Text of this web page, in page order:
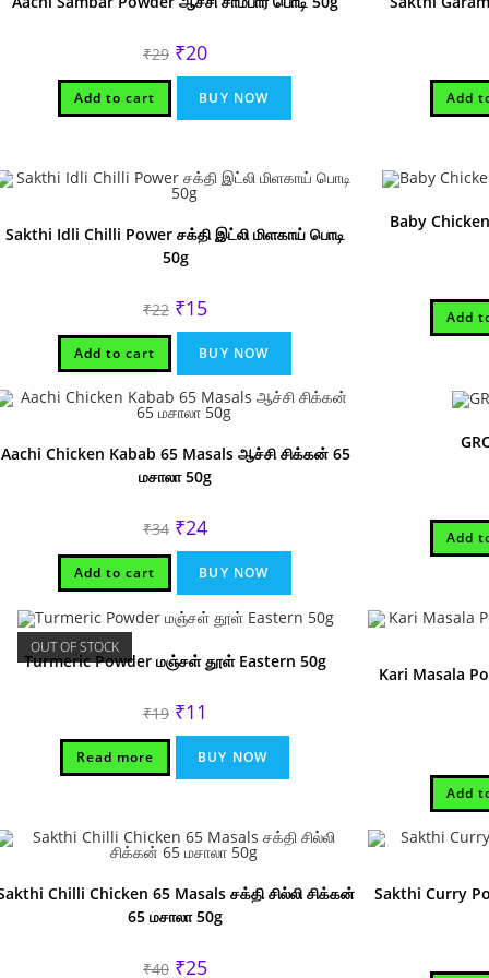
₹29 Original
price
was:
₹29.
₹20Current
is:
₹20.
Add to cart BUY NOW Add
Sakthi Idli Chilli Power சக்தி இட்லி மிளகாய் பொடி
50g
₹22 Original
price
was:
₹22.
₹15price
is:
₹15.
Add to cart BUY NOW
Baby
Add
Aachi Chicken Kabab 65 Masals ஆச்சி சிக்கன் 65
மசாலா 50g
₹34 Original
price
was:
₹34.
₹24price
is:
₹24.
Add to cart BUY NOW
Add
OUT OF STOCK
Turmeric Powder மஞ்சள் தூள் Eastern 50g
₹19 Original
price
was:
₹19.
₹11
is:
₹11.
Read more BUY NOW
Kari Masala
Add
Chilli Chicken 65 Masals சக்தி சில்லி சிக்கன்
65 மசாலா 50g
₹40 Original
₹25
Sakthi Curry